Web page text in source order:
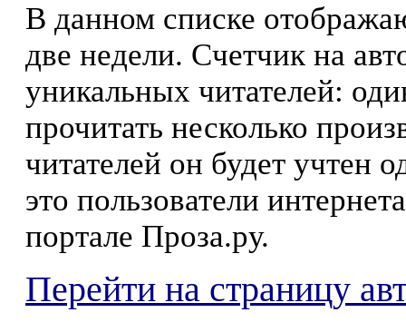
В данном списке
две недели. Счетчик на
уникальных читателей:
прочитать несколько
читателей он будет учтен
это пользователи
портале Проза.ру.
Перейти на страницу